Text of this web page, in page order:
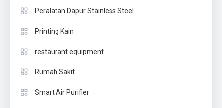
Peralatan Dapur Stainless Steel
Printing Kain
restaurant equipment
Rumah Sakit
Smart Air Purifier